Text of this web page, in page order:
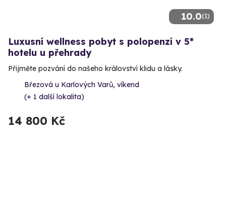
10.0(1)
Luxusní wellness pobyt s polopenzí v 5*
hotelu u přehrady
Přijměte pozvání do našeho království klidu a lásky.
Březová u Karlových Varů, víkend
(+ 1 další lokalita)
14 800 Kč